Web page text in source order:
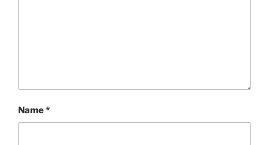
Name*